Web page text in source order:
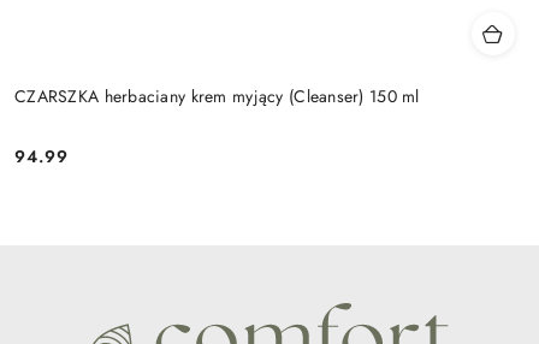
CZARSZKA herbaciany krem myjący (Cleanser) 150 ml
Cena:
94.99